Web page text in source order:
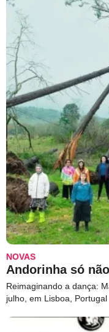
NOVAS
Andorinha só
Reimaginando a dança:
julho, em Lisboa, Portugal